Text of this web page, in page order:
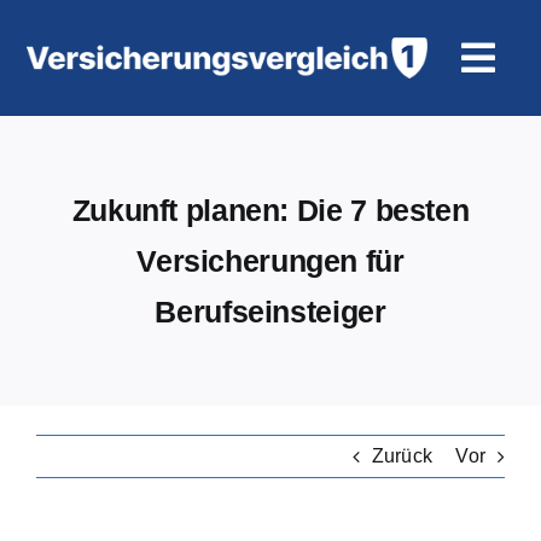
Inhalt
KFZ-Versicherung
Zukunft planen: Die 7 besten
Versicherungen für
Berufseinsteiger
Zurück Vor